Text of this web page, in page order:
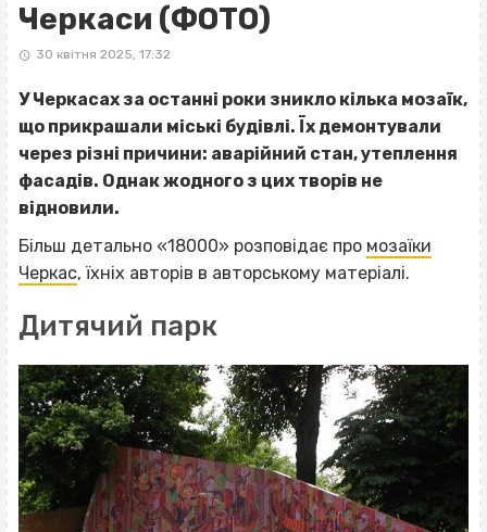
Черкаси (ФОТО)
30 квітня 2025, 17:32
У Черкасах за останні роки зникло кілька мозаїк,
що прикрашали міські будівлі. Їх демонтували
через різні причини: аварійний стан, утеплення
фасадів. Однак жодного з цих творів не
відновили.
Більш детально «18000» розповідає про мозаїки
Черкас, їхніх авторів в авторському матеріалі.
Дитячий парк